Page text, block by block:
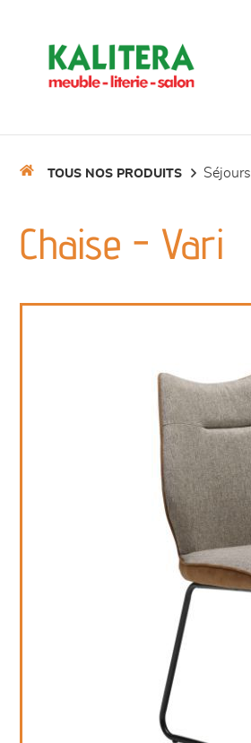
TOUS NOS PRODUITS séjours
Chaise - Vari